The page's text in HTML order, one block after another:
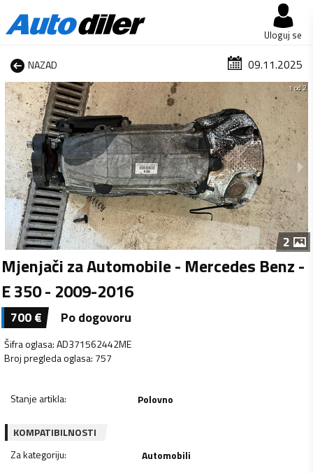
Uloguj se
NAZAD 09.11.2025
1 od 2
2
Mjenjači za Automobile - Mercedes Benz -
E 350 - 2009-2016
700€ Po dogovoru
Šifra oglasa:AD371562442ME
Broj pregleda oglasa: 757
Stanje artikla: Polovno
KOMPATIBILNOSTI
Za kategoriju: Automobili